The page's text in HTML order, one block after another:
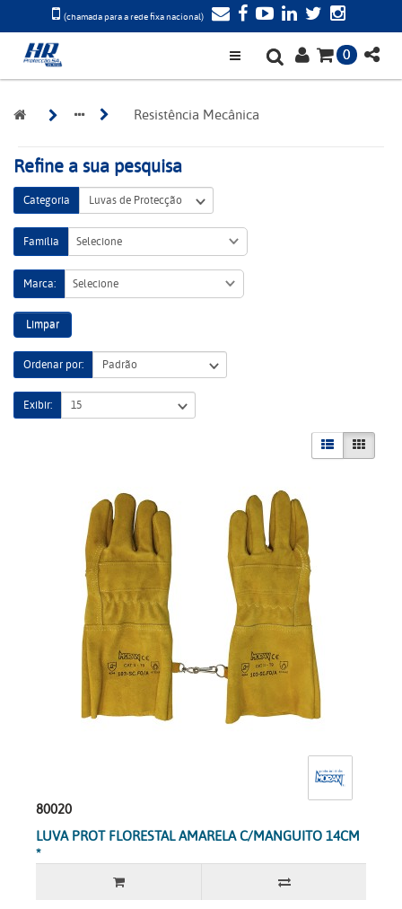
(chamada para a rede fixa nacional)
0
Resistência Mecânica
Refine a sua pesquisa
Categoria
Família Selecione
Marca: Selecione
Limpar
Ordenar por:
Exibir:
80020
LUVA PROT FLORESTAL AMARELA C/MANGUITO 14CM
*